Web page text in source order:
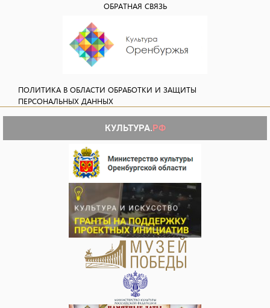
ОБРАТНАЯ СВЯЗЬ
ПОЛИТИКА В ОБЛАСТИ ОБРАБОТКИ И ЗАЩИТЫ
ПЕРСОНАЛЬНЫХ ДАННЫХ